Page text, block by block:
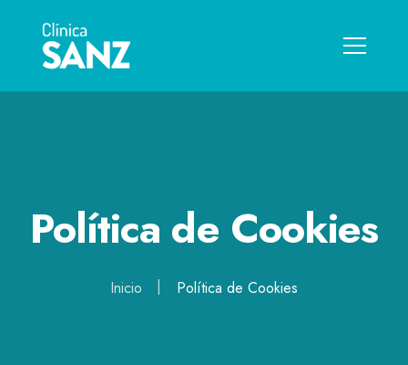
Política de Cookies
Inicio Política de Cookies